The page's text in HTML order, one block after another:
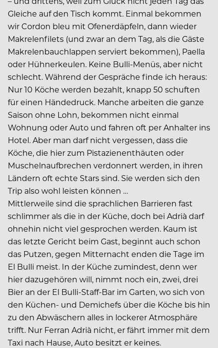
Gleiche auf den Tisch kommt. Einmal bekommen
wir Cordon bleu mit Ofenerdäpfeln, dann wieder
Makrelenfilets (und zwar an dem Tag, als die Gäste
Makrelenbauchlappen serviert bekommen), Paella
oder Hühnerkeulen. Keine Bulli-Menüs, aber nicht
schlecht. Während der Gespräche finde ich heraus:
Nur 10 Köche werden bezahlt, knapp 50 schuften
für einen Händedruck. Manche arbeiten die ganze
Saison ohne Lohn, bekommen nicht einmal
Wohnung oder Auto und ­fahren oft per Anhalter ins
Hotel. Aber man darf nicht vergessen, dass die
Köche, die hier zum Pis­tazienenthäuten oder
Muschelnaufbrechen verdonnert werden, in ihren
Ländern oft echte Stars sind. Sie werden sich den
Trip also wohl leisten können …
Mittlerweile sind die sprachlichen Barrieren fast
schlimmer als die in der Küche, doch bei Adrià darf
ohnehin nicht viel gesprochen werden. Kaum ist
das letzte Gericht beim Gast, beginnt auch schon
das Putzen, gegen Mitternacht enden die Tage im
El Bulli meist. In der Küche zumindest, denn wer
hier dazugehören will, nimmt noch ein, zwei, drei
Bier an der El Bulli-Staff-Bar im Garten, wo sich von
den Küchen- und Demichefs über die Köche bis hin
zu den Abwäschern alles in lockerer Atmosphäre
trifft. Nur Ferran Adrià nicht, er fährt immer mit dem
Taxi nach Hause, Auto besitzt er keines.